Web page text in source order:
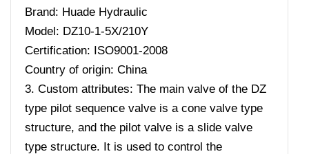
Brand: Huade Hydraulic
Model: DZ10-1-5X/210Y
Certification: ISO9001-2008
Country of origin: China
3. Custom attributes: The main valve of the DZ
type pilot sequence valve is a cone valve type
structure, and the pilot valve is a slide valve
type structure. It is used to control the